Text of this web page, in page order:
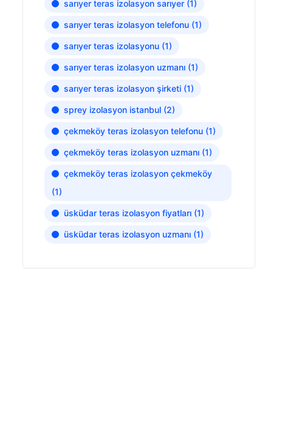
sarıyer teras izolasyon sarıyer(1)
sarıyer teras izolasyon telefonu(1)
sarıyer teras izolasyonu(1)
sarıyer teras izolasyon uzmanı(1)
sarıyer teras izolasyon şirketi(1)
sprey izolasyon istanbul(2)
çekmeköy teras izolasyon telefonu(1)
çekmeköy teras izolasyon uzmanı(1)
çekmeköy teras izolasyon çekmeköy
(1)
üsküdar teras izolasyon fiyatları(1)
üsküdar teras izolasyon uzmanı(1)